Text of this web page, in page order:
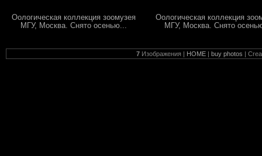
Оологическая коллекция зоомузея
МГУ, Москва. Снято осенью...
Оологическая коллекция
МГУ, Москва. Снято
7 Изображения | HOME | buy photos |